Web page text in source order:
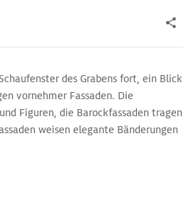
des Grabens fort, ein Blick
vornehmer Fassaden. Die
Figuren, die Barockfassaden tragen
weisen elegante Bänderungen